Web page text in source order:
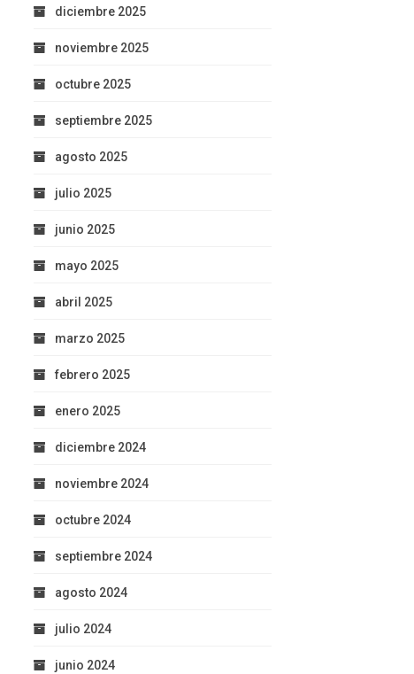
diciembre 2025
noviembre 2025
octubre 2025
septiembre 2025
agosto 2025
julio 2025
junio 2025
mayo 2025
abril 2025
marzo 2025
febrero 2025
enero 2025
diciembre 2024
noviembre 2024
octubre 2024
septiembre 2024
agosto 2024
julio 2024
junio 2024